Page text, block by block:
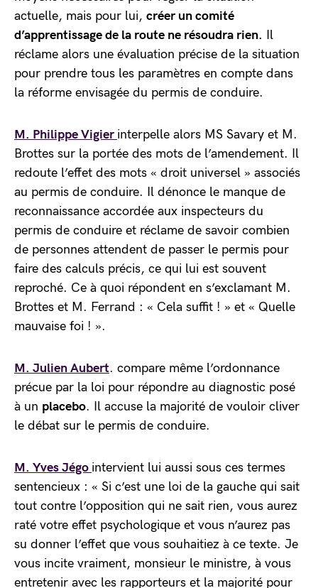
actuelle, mais pour lui, créer un comité
d’apprentissage de la route ne résoudra rien. Il
réclame alors une évaluation précise de la situation
pour prendre tous les paramètres en compte dans
la réforme envisagée du permis de conduire.
M. Philippe Vigierinterpelle alors MS Savary et M.
Brottes sur la portée des mots de l’amendement. Il
redoute l’effet des mots « droit universel » associés
au permis de conduire. Il dénonce le manque de
reconnaissance accordée aux inspecteurs du
permis de conduire et réclame de savoir combien
de personnes attendent de passer le permis pour
faire des calculs précis, ce qui lui est souvent
reproché. Ce à quoi répondent en s’exclamant M.
Brottes et M. Ferrand : « Cela suffit ! » et « Quelle
mauvaise foi ! ».
M. Julien Aubert. compare même l’ordonnance
précue par la loi pour répondre au diagnostic posé
à un placebo. Il accuse la majorité de vouloir cliver
le débat sur le permis de conduire.
M. Yves Jégo intervient lui aussi sous ces termes
sentencieux : « Si c’est une loi de la gauche qui sait
tout contre l’opposition qui ne sait rien, vous aurez
raté votre effet psychologique et vous n’aurez pas
su donner l’effet que vous souhaitiez à ce texte. Je
vous incite vraiment, monsieur le ministre, à vous
entretenir avec les rapporteurs et la majorité pour